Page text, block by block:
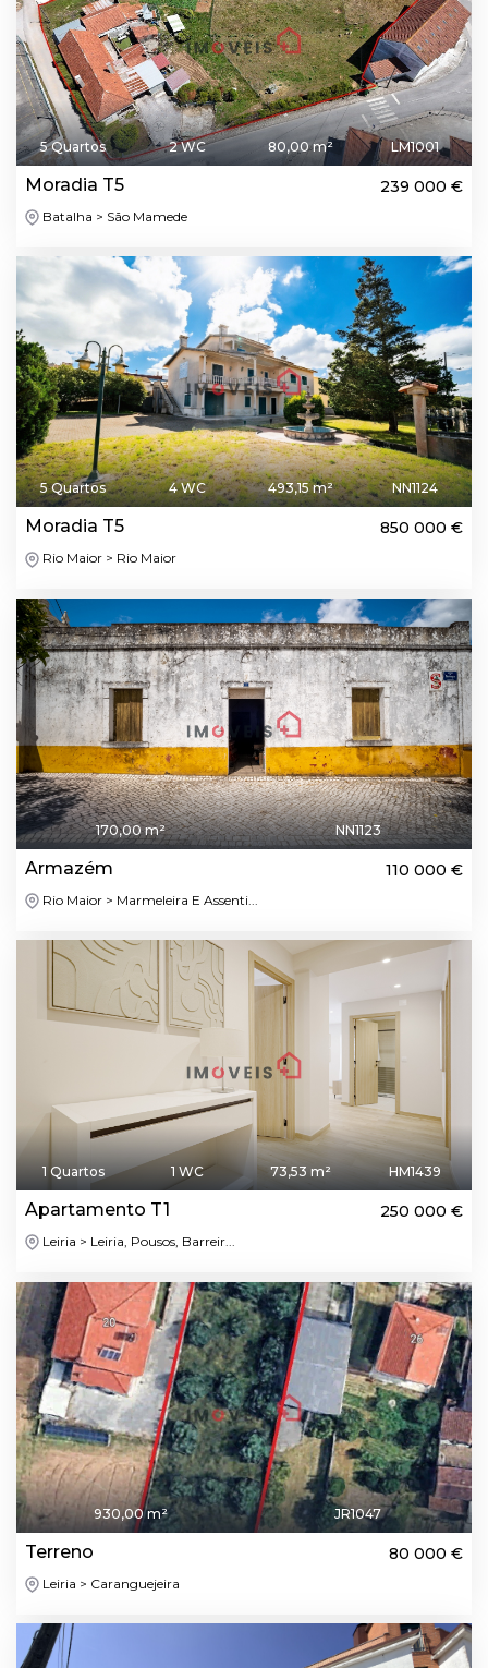
5 Quartos 2 WC 80,00 m² LM1001
Moradia T5 239 000 €
Batalha > São Mamede
5 Quartos 4 WC 493,15 m² NN1124
Moradia T5 850 000 €
Rio Maior > Rio Maior
170,00 m² NN1123
Armazém 110 000 €
Rio Maior > Marmeleira E Assenti...
1 Quartos 1 WC 73,53 m² HM1439
Apartamento T1 250 000 €
Leiria > Leiria, Pousos, Barreir...
930,00 m² JR1047
Terreno 80 000 €
Leiria > Caranguejeira